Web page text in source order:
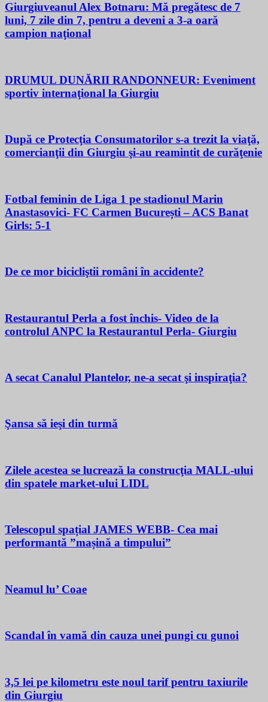
Giurgiuveanul Alex Botnaru: Mă pregătesc de 7
luni, 7 zile din 7, pentru a deveni a 3-a oară
campion naţional
DRUMUL DUNĂRII RANDONNEUR: Eveniment
sportiv internaţional la Giurgiu
După ce Protecţia Consumatorilor s-a trezit la viaţă,
comercianţii din Giurgiu şi-au reamintit de curăţenie
Fotbal feminin de Liga 1 pe stadionul Marin
Anastasovici- FC Carmen București – ACS Banat
Girls: 5-1
De ce mor bicicliştii români în accidente?
Restaurantul Perla a fost închis- Video de la
controlul ANPC la Restaurantul Perla- Giurgiu
A secat Canalul Plantelor, ne-a secat şi inspiraţia?
Şansa să ieşi din turmă
Zilele acestea se lucrează la construcţia MALL-ului
din spatele market-ului LIDL
Telescopul spațial JAMES WEBB- Cea mai
performantă ”mașină a timpului”
Neamul lu’ Coae
Scandal în vamă din cauza unei pungi cu gunoi
3,5 lei pe kilometru este noul tarif pentru taxiurile
din Giurgiu